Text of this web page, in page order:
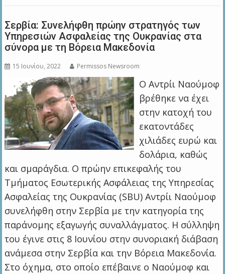
Σερβία: Συνελήφθη πρώην στρατηγός των
Υπηρεσιών Ασφαλείας της Ουκρανίας στα
σύνορα με τη Βόρεια Μακεδονία
15 Ιουνίου, 2022 Permissos Newsroom
Ο Αντρίι Ναούμοφ
βρέθηκε να έχει
στην κατοχή του
εκατοντάδες
χιλιάδες ευρώ και
δολάρια, καθώς
και σμαράγδια. Ο πρώην επικεφαλής του
Τμήματος Εσωτερικής Ασφάλειας της Υπηρεσίας
Ασφαλείας της Ουκρανίας (SBU) Αντρίι Ναούμοφ
συνελήφθη στην Σερβία με την κατηγορία της
παράνομης εξαγωγής συναλλάγματος. Η σύλληψη
του έγινε στις 8 Ιουνίου στην συνοριακή διάβαση
ανάμεσα στην Σερβία και την Βόρεια Μακεδονία.
Στο όχημα, στο οποίο επέβαινε ο Ναούμοφ και